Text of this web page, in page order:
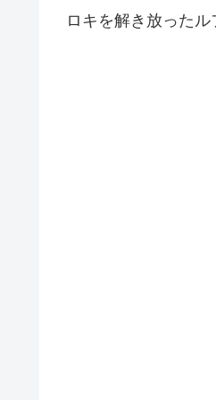
ロキを解き放った